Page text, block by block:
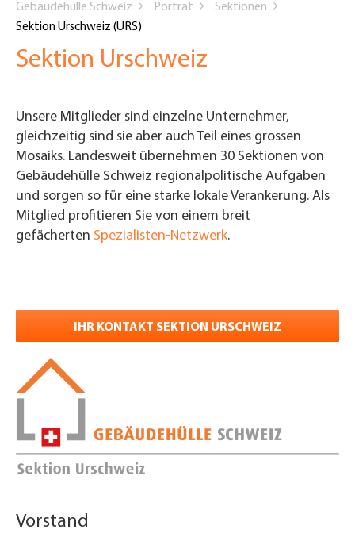
are
Gebäudehülle Schweiz Porträt
Sektionen
Sektion Urschweiz (URS)
Sektion Urschweiz
Unsere Mitglieder sind einzelne Unternehmer,
gleichzeitig sind sie aber auch Teil eines grossen
Mosaiks. Landesweit übernehmen 30 Sektionen von
Gebäudehülle Schweiz regionalpolitische Aufgaben
und sorgen so für eine starke lokale Verankerung. Als
Mitglied profitieren Sie von einem breit
gefächerten Spezialisten-Netzwerk.
IHR KONTAKT SEKTION URSCHWEIZ
Vorstand